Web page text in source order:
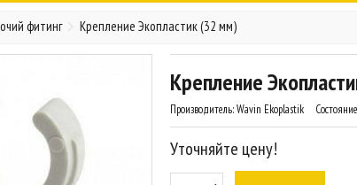
фитинг Крепление Экопластик (32 мм)
Крепление
Производитель:Wavin Ekoplastik
Уточняйте цену!